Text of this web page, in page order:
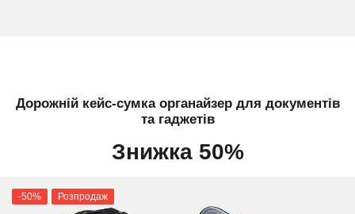
Дорожній кейс-сумка органайзер для документів
та гаджетів
Знижка 50%
-50% Розпродаж